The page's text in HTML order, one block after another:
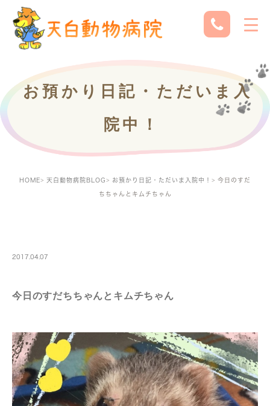
お預かり日記・ただいま入
院中！
HOME 天白動物病院BLOG お預かり日記・ただいま入院中！ 今日のすだ
ちちゃんとキムチちゃん
2017.04.07
今日のすだちちゃんとキムチちゃん